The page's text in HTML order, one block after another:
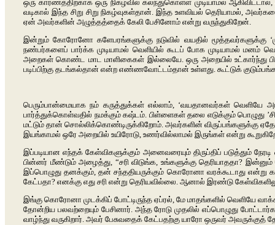
ஒரு காரணத்திற்காக ஒரு நிகழ்வில் கலந்துகொள்ள முடியாமல்
வடிகால் இந்த சிறு சிறு நிகழ்வுகள்தான். இந்த உளவியல் தெரியாமல்,
ஏன் அவர்களின் அழுத்தத்தைக் கேலி பேசினோம் என்று வருந்துகிறேன்.
இன்றும் கோரோனோ களேபரங்களுக்கு நடுவில் வயதில் மூத்தவர்களுக்கு
நண்பர்களைப் பார்க்க முடியாமல் வெளியில் கூடப் போக முடியாமல் மனம்
அறைகள் கொண்ட மாட மாளிகைகள் இல்லையே. ஒரு அறையில் உட்கார்ந்து
படிப்பிற்கு தடங்கல்தான் என்ற எண்ணவோட்டம்தான் உள்ளது. கூட்டுக்
பெரும்பான்மையாக நம் கருத்துக்கள் எல்லாம், ‘வயதானவர்கள் வெளியே
பார்த்துக்கொள்வதில் நமக்கும் கஷ்டம். பிள்ளைகள் தலை எடுக்கும் பொழுது
மட்டும் தான் சொல்லிக்கொண்டிருக்கிறோம். அவர்களின் விருப்பங்களுக்கு
இயங்காமல் ஒரே அறையில் உயிரோடு, உணர்வில்லாமல் இருங்கள் என்று
இப்படியான எந்தக் கேள்விகளுக்கும் அனைவரையும் திருப்திப் படுத்தும்
பின்னர் மீண்டும் அழைத்து, “சரி விடுங்க, உங்களுக்கு தெரியாததா?
இப்பொழுது தனக்கும், தன் சந்ததியருக்கும் கொரோனா வரக்கூடாது
கேட்பதா? எனக்கு எது சரி என்று தெரியவில்லை. ஆனால் இரண்டு
இங்கு கொரோனா முடக்கிப் போட்டிருந்த ஏப்ரல், மே மாதங்களில் வெளியே
தோன்றிய பலவற்றையும் பேசினார். அந்த ரோடு முதலில் எப்பொழுது
வாழ்ந்து வருகிறார். அவர் பேசுவதைக் கேட்பதற்கு யாரோ ஒருவர் அவருக்குத்